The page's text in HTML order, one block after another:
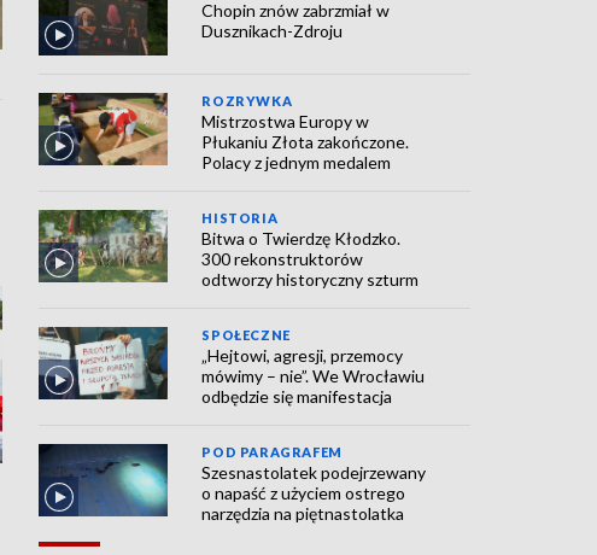
Chopin znów zabrzmiał w
Dusznikach-Zdroju
ROZRYWKA
Mistrzostwa Europy w
Płukaniu Złota zakończone.
Polacy z jednym medalem
HISTORIA
Bitwa o Twierdzę Kłodzko.
300 rekonstruktorów
odtworzy historyczny szturm
SPOŁECZNE
„Hejtowi, agresji, przemocy
mówimy – nie”. We Wrocławiu
odbędzie się manifestacja
POD PARAGRAFEM
Szesnastolatek podejrzewany
o napaść z użyciem ostrego
narzędzia na piętnastolatka